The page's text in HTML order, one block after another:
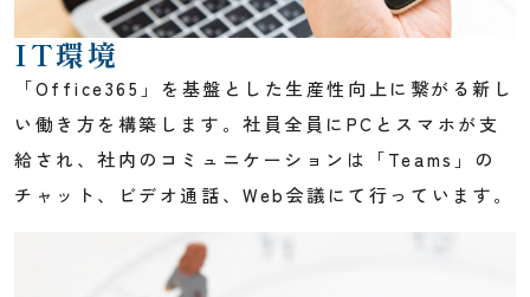
IT環境
「Office365」を基盤とした生産性向上に繋がる新し
い働き方を構築します。社員全員にPCとスマホが支
給され、社内のコミュニケーションは「Teams」の
チャット、ビデオ通話、Web会議にて行っています。